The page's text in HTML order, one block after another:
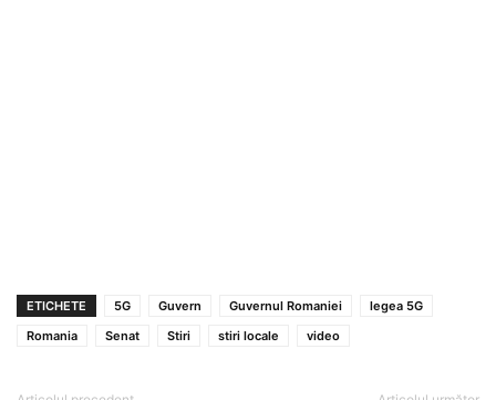
ETICHETE 5G Guvern Guvernul Romaniei
legea 5G
Romania
Senat Stiri stiri locale video